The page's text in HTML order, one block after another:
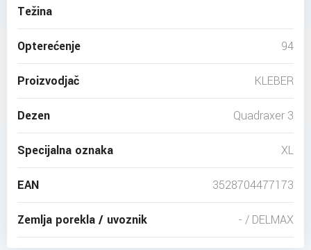
Težina
Opterećenje 94
Proizvodjač KLEBER
Dezen Quadraxer 3
Specijalna oznaka XL
EAN 3528704477173
Zemlja porekla / uvoznik - / DELMAX